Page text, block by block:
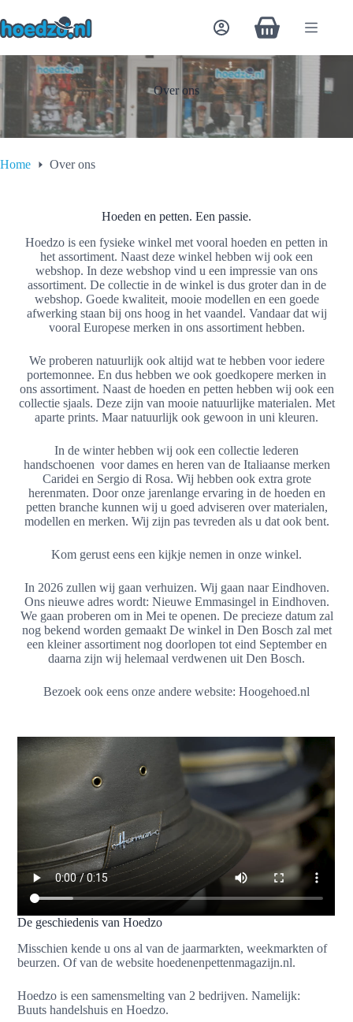
naar
de
Winkelwagen
Over ons
Home Over ons
Hoeden en petten. Een passie.
Hoedzo is een fysieke winkel met vooral hoeden en petten in
het assortiment. Naast deze winkel hebben wij ook een
webshop. In deze webshop vind u een impressie van ons
assortiment. De collectie in de winkel is dus groter dan in de
webshop. Goede kwaliteit, mooie modellen en een goede
afwerking staan bij ons hoog in het vaandel. Vandaar dat wij
vooral Europese merken in ons assortiment hebben.
We proberen natuurlijk ook altijd wat te hebben voor iedere
portemonnee. En dus hebben we ook goedkopere merken in
ons assortiment. Naast de hoeden en petten hebben wij ook een
collectie sjaals. Deze zijn van mooie natuurlijke materialen. Met
aparte prints. Maar natuurlijk ook gewoon in uni kleuren.
In de winter hebben wij ook een collectie lederen
handschoenen voor dames en heren van de Italiaanse merken
Caridei en Sergio di Rosa. Wij hebben ook extra grote
herenmaten. Door onze jarenlange ervaring in de hoeden en
petten branche kunnen wij u goed adviseren over materialen,
modellen en merken. Wij zijn pas tevreden als u dat ook bent.
Kom gerust eens een kijkje nemen in onze winkel.
In 2026 zullen wij gaan verhuizen. Wij gaan naar Eindhoven.
Ons nieuwe adres wordt: Nieuwe Emmasingel in Eindhoven.
We gaan proberen om in Mei te openen. De precieze datum zal
nog bekend worden gemaakt De winkel in Den Bosch zal met
een kleiner assortiment nog doorlopen tot eind September en
daarna zijn wij helemaal verdwenen uit Den Bosch.
Bezoek ook eens onze andere website: Hoogehoed.nl
De geschiedenis van Hoedzo
Misschien kende u ons al van de jaarmarkten, weekmarkten of
beurzen. Of van de website hoedenenpettenmagazijn.nl.
Hoedzo is een samensmelting van 2 bedrijven. Namelijk:
Buuts handelshuis en Hoedzo.